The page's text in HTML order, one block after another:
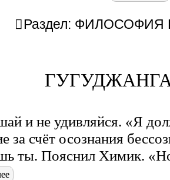
Раздел: ФИЛОСОФИЯ
и не удивляйся. «Я
за счёт осознания
ты. Пояснил Химик.